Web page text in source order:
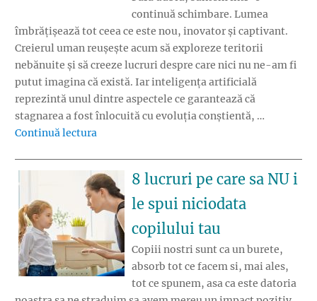
continuă schimbare. Lumea
îmbrățișează tot ceea ce este nou, inovator și captivant.
Creierul uman reușește acum să exploreze teritorii
nebănuite și să creeze lucruri despre care nici nu ne-am fi
putut imagina că există. Iar inteligența artificială
reprezintă unul dintre aspectele ce garantează că
stagnarea a fost înlocuită cu evoluția conștientă, …
Continuă lectura
8 lucruri pe care sa NU i
le spui niciodata
copilului tau
Copiii nostri sunt ca un burete,
absorb tot ce facem si, mai ales,
tot ce spunem, asa ca este datoria